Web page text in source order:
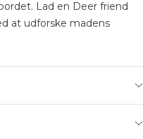
Lad en Deer friend
at udforske madens